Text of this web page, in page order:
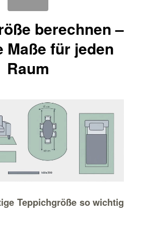
berechnen –
Maße für jeden
Raum
Teppichgröße so wichtig